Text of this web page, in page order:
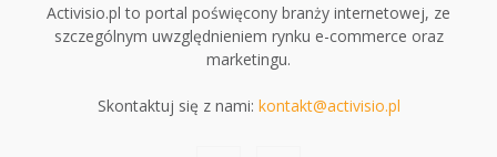
Activisio.pl to portal poświęcony branży internetowej, ze
szczególnym uwzględnieniem rynku e-commerce oraz
marketingu.
Skontaktuj się z nami: kontakt@activisio.pl